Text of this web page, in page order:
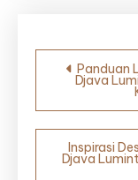
pos
Panduan
Djava
Inspirasi
Djava